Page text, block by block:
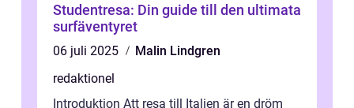
Studentresa: Din guide till den ultimata
surfäventyret
06 juli 2025
Malin Lindgren
redaktionel
Introduktion Att resa till Italien är en dröm